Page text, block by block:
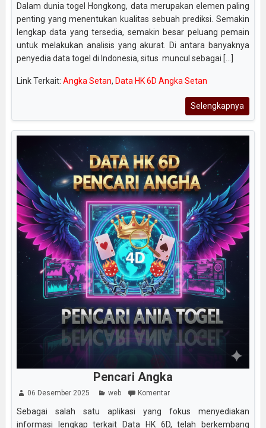
Dalam dunia togel Hongkong, data merupakan elemen paling
penting yang menentukan kualitas sebuah prediksi. Semakin
lengkap data yang tersedia, semakin besar peluang pemain
untuk melakukan analisis yang akurat. Di antara banyaknya
penyedia data togel di Indonesia, situs muncul sebagai [...]
Link Terkait: Angka Setan, Data HK 6D Angka Setan
Selengkapnya
Pencari Angka
06 Desember 2025 web Komentar
Sebagai salah satu aplikasi yang fokus menyediakan
informasi lengkap terkait Data HK 6D, telah berkembang